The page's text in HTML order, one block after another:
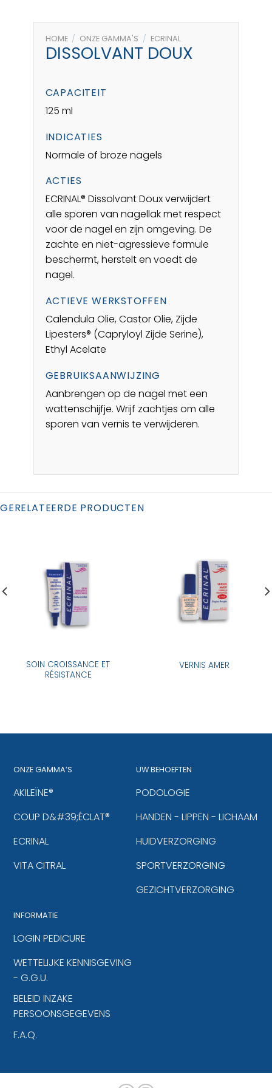
HOME / ONZE GAMMA'S / ECRINAL
DISSOLVANT DOUX
CAPACITEIT
125 ml
INDICATIES
Normale of broze nagels
ACTIES
ECRINAL® Dissolvant Doux verwijdert
alle sporen van nagellak met respect
voor de nagel en zijn omgeving. De
zachte en niet-agressieve formule
beschermt, herstelt en voedt de
nagel.
ACTIEVE WERKSTOFFEN
Calendula Olie, Castor Olie, Zijde
Lipesters® (Capryloyl Zijde Serine),
Ethyl Acelate
GEBRUIKSAANWIJZING
Aanbrengen op de nagel met een
wattenschijfje. Wrijf zachtjes om alle
sporen van vernis te verwijderen.
GERELATEERDE PRODUCTEN
SOIN CROISSANCE ET
RÉSISTANCE
VERNIS AMER
ONZE GAMMA’S
AKILEÏNE®
COUP D&#39;ÉCLAT®
ECRINAL
VITA CITRAL
UW BEHOEFTEN
PODOLOGIE
HANDEN - LIPPEN - LICHAAM
HUIDVERZORGING
SPORTVERZORGING
GEZICHTVERZORGING
INFORMATIE
LOGIN PEDICURE
WETTELIJKE KENNISGEVING
- G.G.U.
BELEID INZAKE
PERSOONSGEGEVENS
F.A.Q.